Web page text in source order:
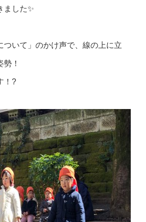
ました✨
ついて」のかけ声で、線の上に立
！
！?